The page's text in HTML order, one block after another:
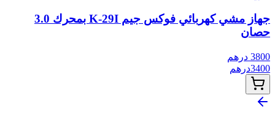
جهاز مشي كهربائي فوكس جيم K-29I بمحرك 3.0
حصان
3800 درهم
3400درهم